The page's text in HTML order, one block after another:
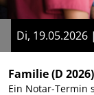
Di, 19.05.2026
Familie(D 2026)
Ein Notar-Termin